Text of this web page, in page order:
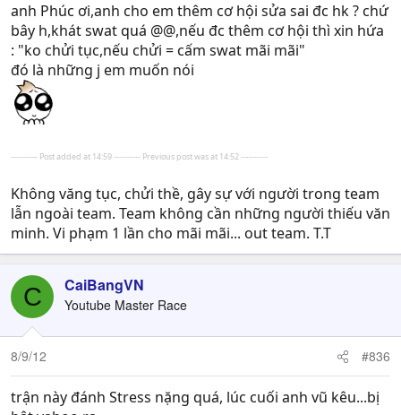
anh Phúc ơi,anh cho em thêm cơ hội sửa sai đc hk ? chứ
bây h,khát swat quá @@,nếu đc thêm cơ hội thì xin hứa
: "ko chửi tục,nếu chửi = cấm swat mãi mãi"
đó là những j em muốn nói
---------- Post added at 14:59 ---------- Previous post was at 14:52 ----------
Không văng tục, chửi thề, gây sự với người trong team
lẫn ngoài team. Team không cần những người thiếu văn
minh. Vi phạm 1 lần cho mãi mãi... out team. T.T
C CaiBangVN
Youtube Master Race
8/9/12 #836
trận này đánh Stress nặng quá, lúc cuối anh vũ kêu...bị